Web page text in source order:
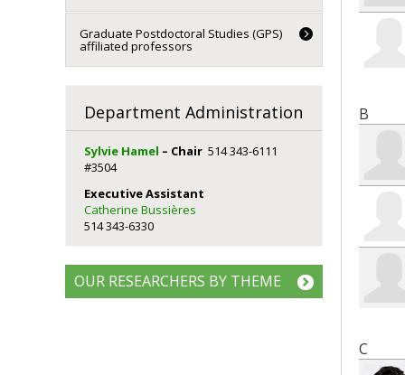
B
C
Graduate Postdoctoral Studies (GPS)
affiliated professors
Department Administration
Sylvie Hamel – Chair 514 343-6111
#3504
Executive Assistant
Catherine Bussières
514 343-6330
OUR RESEARCHERS BY THEME